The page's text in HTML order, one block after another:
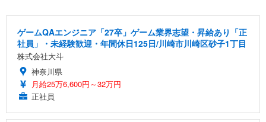
ゲームQAエンジニア「27卒」ゲーム業界志望・昇給あり「正
社員」・未経験歓迎・年間休日125日/川崎市川崎区砂子1丁目
株式会社大斗
神奈川県
月給25万6,600円～32万円
正社員